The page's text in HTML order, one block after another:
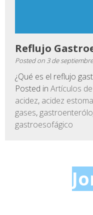
Reflujo
Posted on3 de
¿Qué es el reflujo
Posted in Artículos
acidez, acidez
gases,
gastroesofágico